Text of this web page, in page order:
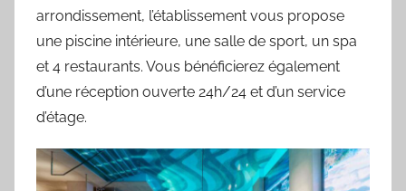
arrondissement, l’établissement vous propose
une piscine intérieure, une salle de sport, un spa
et 4 restaurants. Vous bénéficierez également
d’une réception ouverte 24h/24 et d’un service
d’étage.